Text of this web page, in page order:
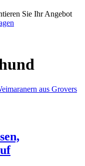
Sie Ihr Angebot